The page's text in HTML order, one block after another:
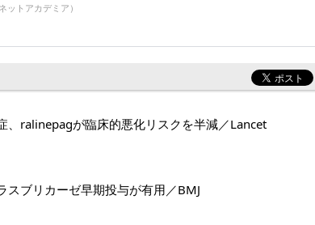
トアカデミア）
、ralinepagが臨床的悪化リスクを半減／Lancet
スブリカーゼ早期投与が有用／BMJ